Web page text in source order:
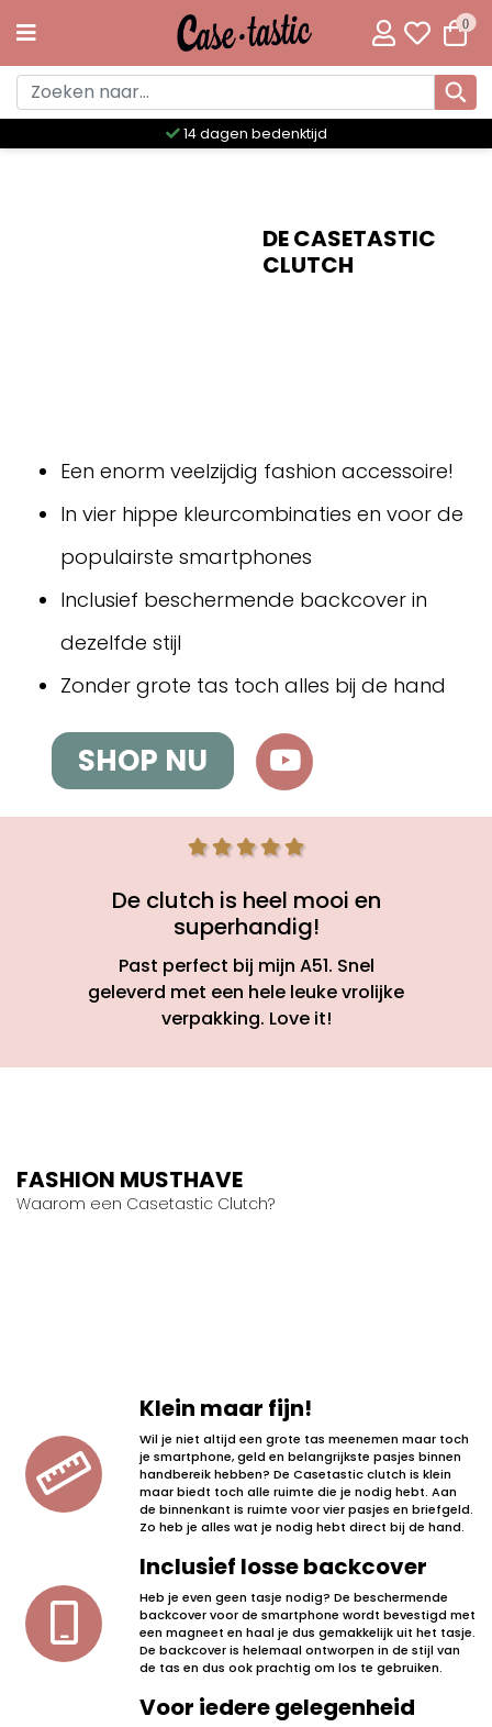
0
14 dagen bedenktijd
DE CASETASTIC
CLUTCH
Een enorm veelzijdig fashion accessoire!
In vier hippe kleurcombinaties en voor de
populairste smartphones
Inclusief beschermende backcover in
dezelfde stijl
Zonder grote tas toch alles bij de hand
SHOP NU
De clutch is heel mooi en
superhandig!
Past perfect bij mijn A51. Snel
geleverd met een hele leuke vrolijke
verpakking. Love it!
Klein maar fijn!
Wil je niet altijd een grote tas meenemen maar toch
je smartphone, geld en belangrijkste pasjes binnen
handbereik hebben? De Casetastic clutch is klein
maar biedt toch alle ruimte die je nodig hebt. Aan
de binnenkant is ruimte voor vier pasjes en briefgeld.
Zo heb je alles wat je nodig hebt direct bij de hand.
Inclusief losse backcover
Heb je even geen tasje nodig? De beschermende
backcover voor de smartphone wordt bevestigd met
een magneet en haal je dus gemakkelijk uit het tasje.
De backcover is helemaal ontworpen in de stijl van
de tas en dus ook prachtig om los te gebruiken.
Voor iedere gelegenheid
FASHION MUSTHAVE
Waarom een Casetastic Clutch?